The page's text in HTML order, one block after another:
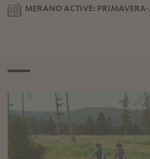
MERANO ACTIVE: